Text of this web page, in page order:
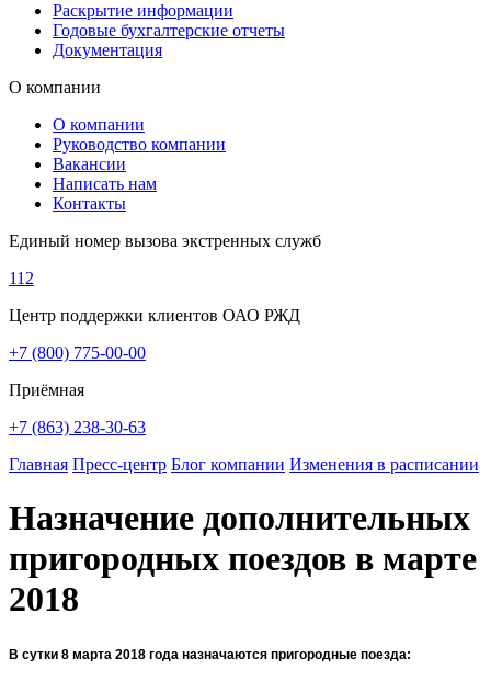
Раскрытие информации
Годовые бухгалтерские отчеты
Документация
О компании
О компании
Руководство компании
Вакансии
Написать нам
Контакты
Единый номер вызова экстренных служб
112
Центр поддержки клиентов ОАО РЖД
+7 (800) 775-00-00
Приёмная
+7 (863) 238-30-63
Главная Пресс-центр Блог компании Изменения в расписании
Назначение дополнительных
пригородных поездов в марте
2018
В сутки 8 марта 2018 года назначаются пригородные поезда: